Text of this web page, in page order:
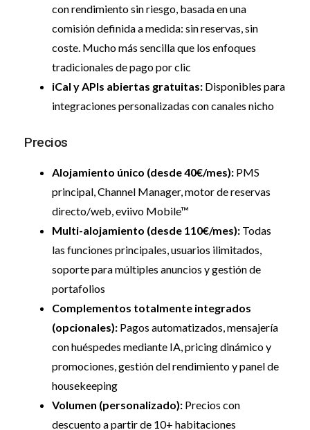
con rendimiento sin riesgo, basada en una
comisión definida a medida: sin reservas, sin
coste. Mucho más sencilla que los enfoques
tradicionales de pago por clic
iCal y APIs abiertas gratuitas: Disponibles para
integraciones personalizadas con canales nicho
Precios
Alojamiento único (desde 40€/mes): PMS
principal, Channel Manager, motor de reservas
directo/web, eviivo Mobile™
Multi-alojamiento (desde 110€/mes): Todas
las funciones principales, usuarios ilimitados,
soporte para múltiples anuncios y gestión de
portafolios
Complementos totalmente integrados
(opcionales): Pagos automatizados, mensajería
con huéspedes mediante IA, pricing dinámico y
promociones, gestión del rendimiento y panel de
housekeeping
Volumen (personalizado): Precios con
descuento a partir de 10+ habitaciones